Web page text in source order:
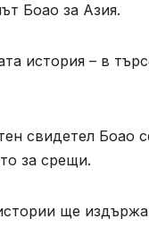
Боао за Азия.
история – в
свидетел Боао
за срещи.
ще